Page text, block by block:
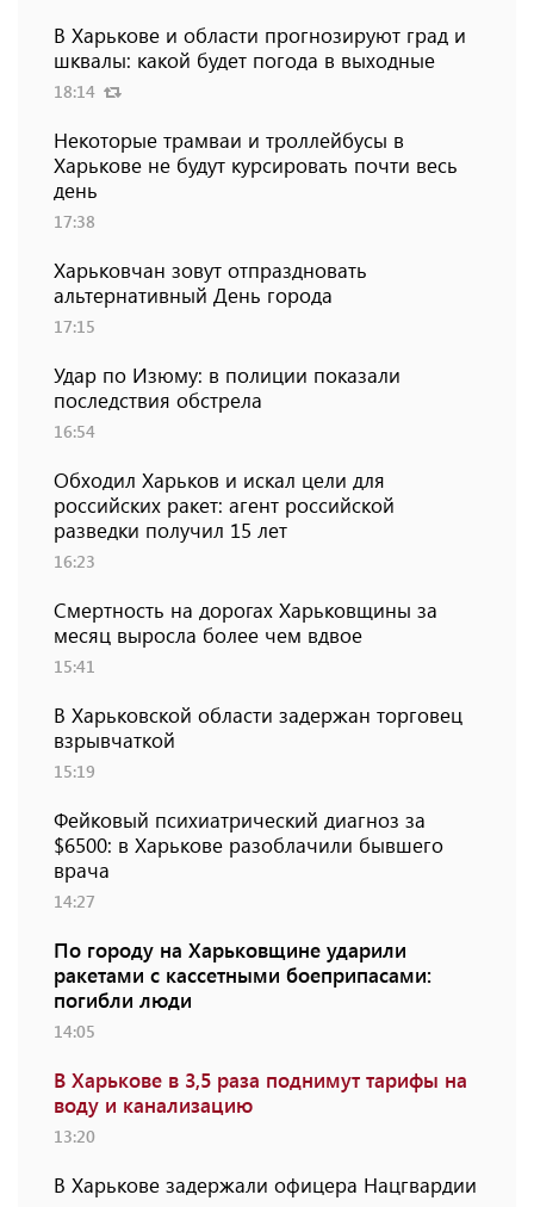
В Харькове и области прогнозируют град и
шквалы: какой будет погода в выходные
18:14
Некоторые трамваи и троллейбусы в
Харькове не будут курсировать почти весь
день
17:38
Харьковчан зовут отпраздновать
альтернативный День города
17:15
Удар по Изюму: в полиции показали
последствия обстрела
16:54
Обходил Харьков и искал цели для
российских ракет: агент российской
разведки получил 15 лет
16:23
Смертность на дорогах Харьковщины за
месяц выросла более чем вдвое
15:41
В Харьковской области задержан торговец
взрывчаткой
15:19
Фейковый психиатрический диагноз за
$6500: в Харькове разоблачили бывшего
врача
14:27
По городу на Харьковщине ударили
ракетами с кассетными боеприпасами:
погибли люди
14:05
В Харькове в 3,5 раза поднимут тарифы на
воду и канализацию
13:20
В Харькове задержали офицера Нацгвардии